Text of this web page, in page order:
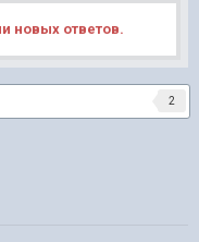
новых ответов.
2